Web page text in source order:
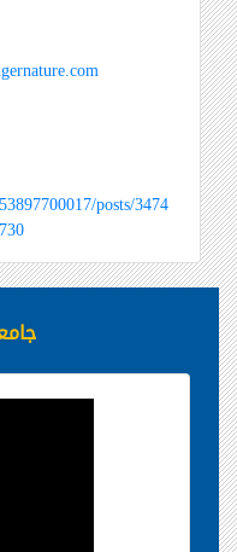
posts/3474